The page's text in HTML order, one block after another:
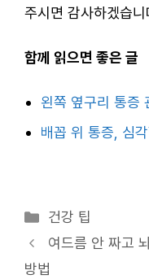
주시면 감사하겠습니
함께 읽으면 좋은 글
왼쪽 옆구리 통증
배꼽 위 통증, 심
카
테
고
건강 팁
여드름 안 짜고
방법